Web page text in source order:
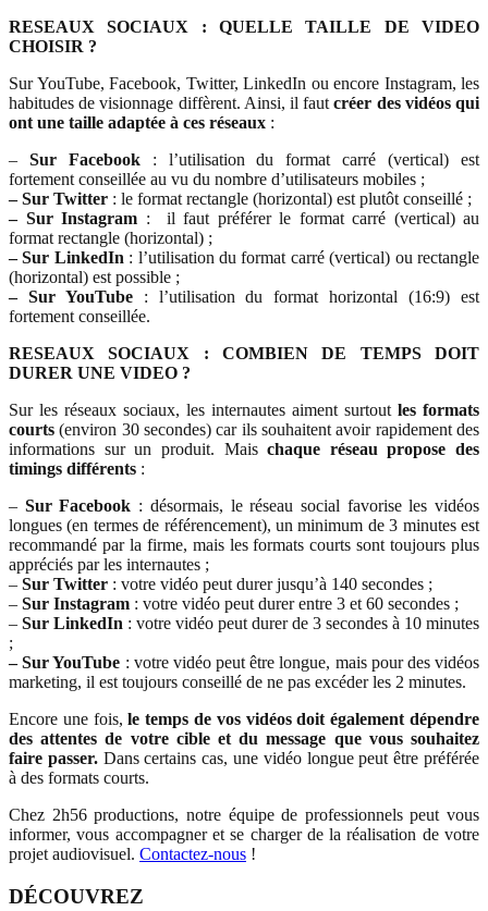
RESEAUX SOCIAUX : QUELLE TAILLE DE VIDEO
CHOISIR ?
Sur YouTube, Facebook, Twitter, LinkedIn ou encore Instagram, les
habitudes de visionnage diffèrent. Ainsi, il fautcréer des vidéos qui
ont une taille adaptée à ces réseaux :
– Sur Facebook: l’utilisation du format carré (vertical) est
fortement conseillée au vu du nombre d’utilisateurs mobiles ;
– Sur Twitter : le format rectangle (horizontal) est plutôt conseillé ;
– Sur Instagram : il faut préférer le format carré (vertical) au
format rectangle (horizontal) ;
– Sur LinkedIn : l’utilisation du format carré (vertical) ou rectangle
(horizontal) est possible ;
– Sur YouTube: l’utilisation du format horizontal (16:9) est
fortement conseillée.
RESEAUX SOCIAUX : COMBIEN DE TEMPS DOIT
DURER UNE VIDEO ?
Sur les réseaux sociaux, les internautes aiment surtout les formats
courts(environ 30 secondes) car ils souhaitent avoir rapidement des
informations sur un produit. Maischaque réseau propose des
timings différents :
– Sur Facebook : désormais, le réseau social favorise les vidéos
longues (en termes de référencement), un minimum de 3 minutes est
recommandé par la firme, mais les formats courts sont toujours plus
appréciés par les internautes ;
– Sur Twitter : votre vidéo peut durer jusqu’à 140 secondes ;
– Sur Instagram : votre vidéo peut durer entre 3 et 60 secondes ;
– Sur LinkedIn : votre vidéo peut durer de 3 secondes à 10 minutes
;
– Sur YouTube : votre vidéo peut être longue, mais pour des vidéos
marketing, il est toujours conseillé de ne pas excéder les 2 minutes.
Encore une fois,le temps de vos vidéos doit également dépendre
des attentes de votre cible et du message que vous souhaitez
faire passer.Dans certains cas, une vidéo longue peut être préférée
à des formats courts.
Chez 2h56 productions, notre équipe de professionnels peut vous
informer, vous accompagner et se charger de la réalisation de votre
projet audiovisuel. Contactez-nous !
DÉCOUVREZ